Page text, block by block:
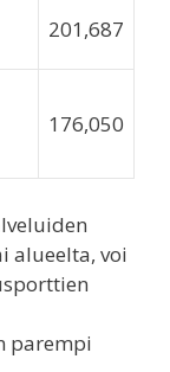
201,687
176,050
alueelta, voi
parempi